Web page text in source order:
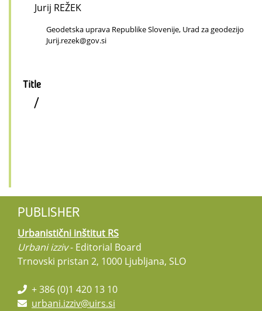
Jurij REŽEK
Geodetska uprava Republike Slovenije, Urad za geodezijo
Jurij.rezek@gov.si
Title
/
PUBLISHER
Urbanistični inštitut RS
Urbani izziv- Editorial Board
Trnovski pristan 2, 1000 Ljubljana, SLO
+ 386 (0)1 420 13 10
urbani.izziv@uirs.si